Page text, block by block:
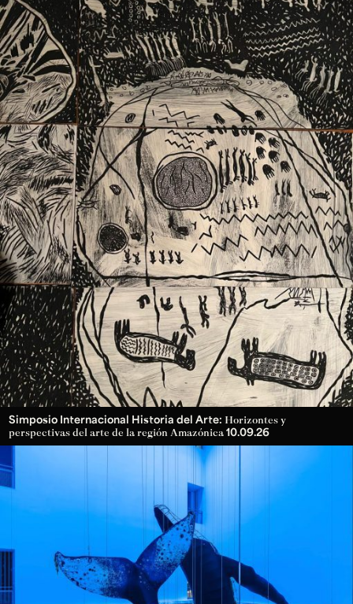
Configuración de cookies
Universidad de los Andes | Vigilada Mineducación.
Reconocimiento como universidad: Decreto 1297 del 30
de mayo de 1964. Reconocimiento de personería jurídica:
Resolución 28 del 23 de febrero de 1949, Minjusticia.
Acreditación institucional de alta calidad, 10 años:
Resolución 000194 del 16 de enero del 2025.
Ext. 2626
Posgrados
Ext. 4925
Educación
Continua
Ext. 4795
Simposio Internacional Historia del Arte: Horizontes y
perspectivas del arte de la región Amazónica 10.09.26